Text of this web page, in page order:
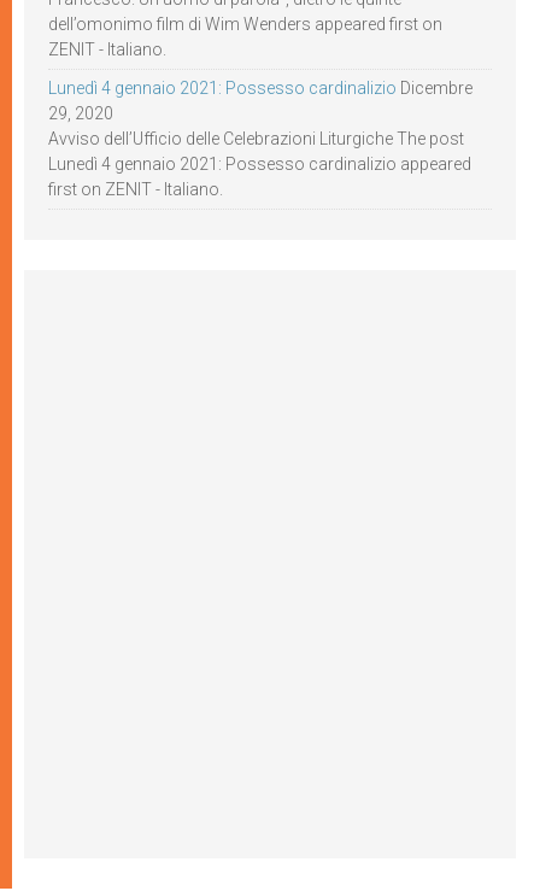
dell’omonimo film di Wim Wenders appeared first on
ZENIT - Italiano.
Lunedì 4 gennaio 2021: Possesso cardinalizio Dicembre
29, 2020
Avviso dell’Ufficio delle Celebrazioni Liturgiche The post
Lunedì 4 gennaio 2021: Possesso cardinalizio appeared
first on ZENIT - Italiano.